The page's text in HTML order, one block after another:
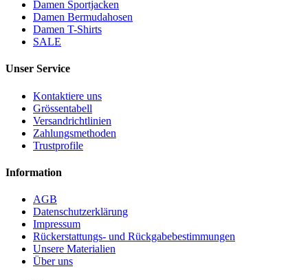
Damen Sportjacken
Damen Bermudahosen
Damen T-Shirts
SALE
Unser Service
Kontaktiere uns
Grössentabell
Versandrichtlinien
Zahlungsmethoden
Trustprofile
Information
AGB
Datenschutzerklärung
Impressum
Rückerstattungs- und Rückgabebestimmungen
Unsere Materialien
Über uns